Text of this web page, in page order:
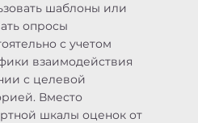
шаблоны или
опросы
с учетом
взаимодействия
с целевой
Вместо
шкалы оценок от